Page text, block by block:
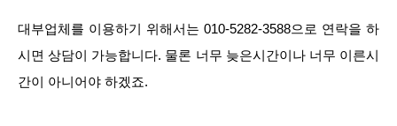
대부업체를 이용하기 위해서는 010-5282-3588으로 연락을 하
시면 상담이 가능합니다. 물론 너무 늦은시간이나 너무 이른시
간이 아니어야 하겠죠.